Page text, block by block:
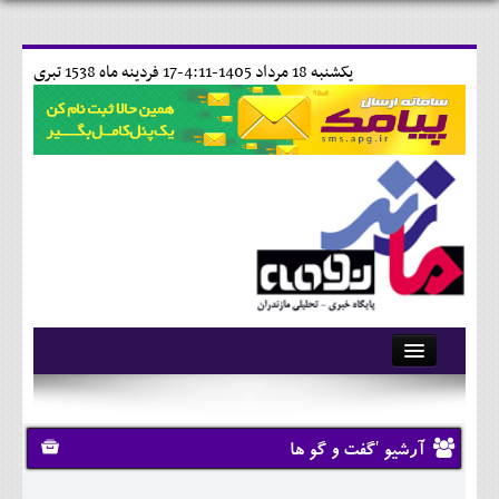
17 فردينه ماه 1538 تبری يکشنبه 18 مرداد 1405-4:11-
آرشیو
تماس با ما
وبلاگ
آرشیو 'گفت و گو ها